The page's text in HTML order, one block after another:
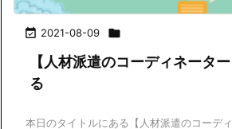
 2021-08-09 
【人材派遣のコーディネータ
る
本日のタイトルにある【人材派遣のコーデ